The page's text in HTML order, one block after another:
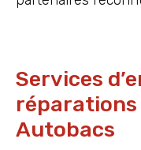
Services
réparations
Autobacs